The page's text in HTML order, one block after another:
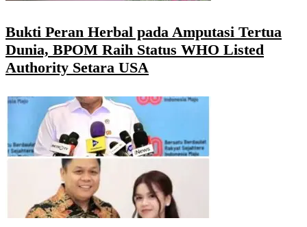
Bukti Peran Herbal pada Amputasi Tertua
Dunia, BPOM Raih Status WHO Listed
Authority Setara USA